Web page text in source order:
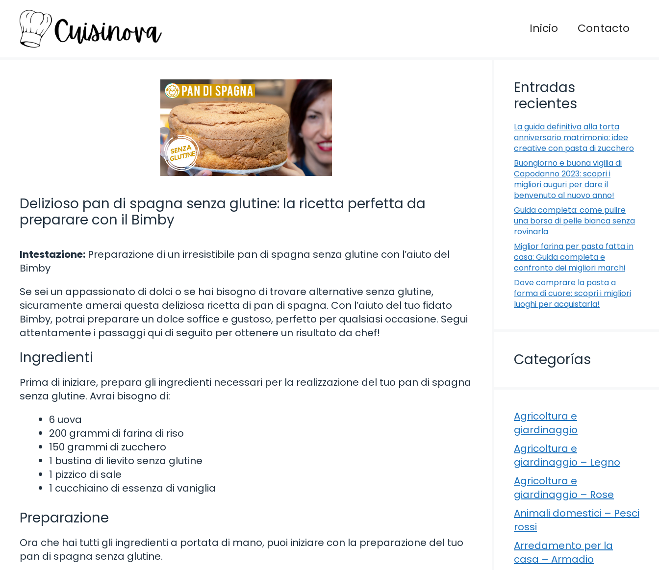
contenuto
Inicio Contacto
Delizioso pan di spagna senza glutine: la ricetta perfetta da
preparare con il Bimby
Intestazione: Preparazione di un irresistibile pan di spagna senza glutine con l’aiuto del
Bimby
Se sei un appassionato di dolci o se hai bisogno di trovare alternative senza glutine,
sicuramente amerai questa deliziosa ricetta di pan di spagna. Con l’aiuto del tuo fidato
Bimby, potrai preparare un dolce soffice e gustoso, perfetto per qualsiasi occasione. Segui
attentamente i passaggi qui di seguito per ottenere un risultato da chef!
Ingredienti
Prima di iniziare, prepara gli ingredienti necessari per la realizzazione del tuo pan di spagna
senza glutine. Avrai bisogno di:
6 uova
200 grammi di farina di riso
150 grammi di zucchero
1 bustina di lievito senza glutine
1 pizzico di sale
1 cucchiaino di essenza di vaniglia
Preparazione
Ora che hai tutti gli ingredienti a portata di mano, puoi iniziare con la preparazione del tuo
pan di spagna senza glutine.
Entradas
recientes
La guida definitiva alla torta
anniversario matrimonio: idee
creative con pasta di zucchero
Buongiorno e buona vigilia di
Capodanno 2023: scopri i
migliori auguri per dare il
benvenuto al nuovo anno!
Guida completa: come pulire
una borsa di pelle bianca senza
rovinarla
Miglior farina per pasta fatta in
casa: Guida completa e
confronto dei migliori marchi
Dove comprare la pasta a
forma di cuore: scopri i migliori
luoghi per acquistarla!
Categorías
Agricoltura e
giardinaggio
Agricoltura e
giardinaggio – Legno
Agricoltura e
giardinaggio – Rose
Animali domestici – Pesci
rossi
Arredamento per la
casa – Armadio